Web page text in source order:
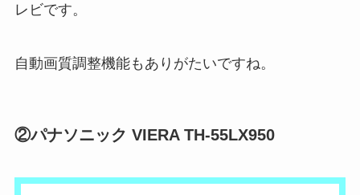
レビです。
自動画質調整機能もありがたいですね。
②パナソニック VIERA TH-55LX950